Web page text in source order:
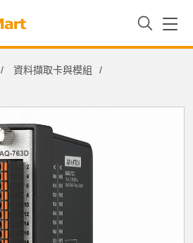
資料擷取卡與模組